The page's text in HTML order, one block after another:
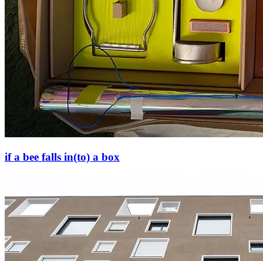
if a bee falls in(to) a box